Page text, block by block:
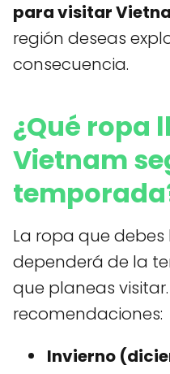
para visitar
región deseas
consecuencia.
¿Qué ropa
Vietnam
La ropa que
dependerá de la
que planeas
recomendaciones:
Invierno